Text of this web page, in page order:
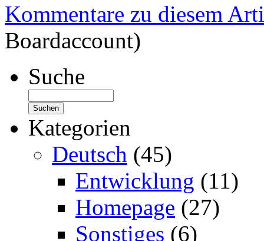
Kommentare zu diesem
Boardaccount)
Suche
Kategorien
Deutsch (45)
Entwicklung (11)
Homepage (27)
Sonstiges (6)